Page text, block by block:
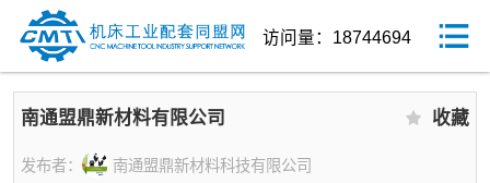
访问量：18744694
南通盟鼎新材料有限公司 收藏
发布者： 南通盟鼎新材料科技有限公司